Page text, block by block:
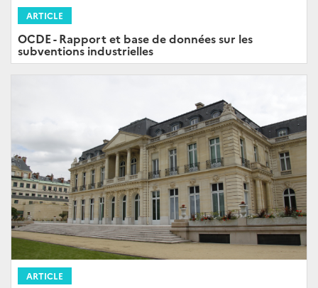
ARTICLE
OCDE - Rapport et base de données sur les
subventions industrielles
ARTICLE